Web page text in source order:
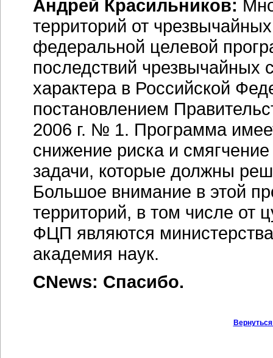
Андрей Красильников:
территорий от
федеральной целевой
последствий чрезвычайных
характера в Российской
постановлением
2006 г. № 1. Программа
снижение риска и
задачи, которые должны
Большое внимание в этой
территорий, в том числе от
ФЦП являются
академия наук.
CNews: Спасибо.